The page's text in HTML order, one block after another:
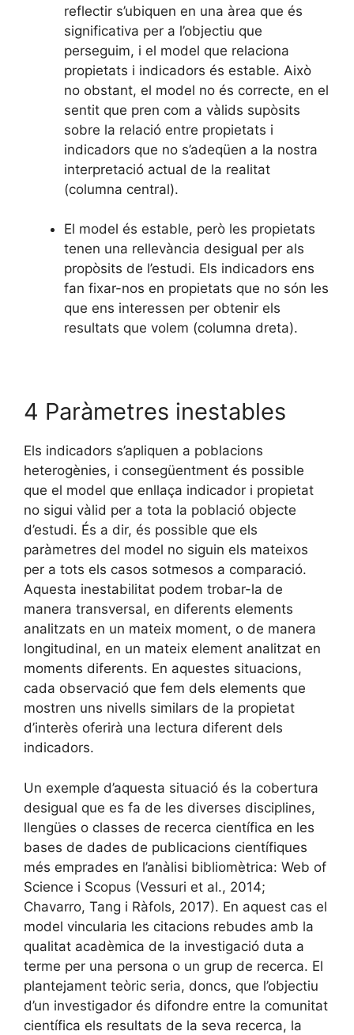
reflectir s’ubiquen en una àrea que és
significativa per a l’objectiu que
perseguim, i el model que relaciona
propietats i indicadors és estable. Això
no obstant, el model no és correcte, en el
sentit que pren com a vàlids supòsits
sobre la relació entre propietats i
indicadors que no s’adeqüen a la nostra
interpretació actual de la realitat
(columna central).
El model és estable, però les propietats
tenen una rellevància desigual per als
propòsits de l’estudi. Els indicadors ens
fan fixar-nos en propietats que no són les
que ens interessen per obtenir els
resultats que volem (columna dreta).
4 Paràmetres inestables
Els indicadors s’apliquen a poblacions
heterogènies, i consegüentment és possible
que el model que enllaça indicador i propietat
no sigui vàlid per a tota la població objecte
d’estudi. És a dir, és possible que els
paràmetres del model no siguin els mateixos
per a tots els casos sotmesos a comparació.
Aquesta inestabilitat podem trobar-la de
manera transversal, en diferents elements
analitzats en un mateix moment, o de manera
longitudinal, en un mateix element analitzat en
moments diferents. En aquestes situacions,
cada observació que fem dels elements que
mostren uns nivells similars de la propietat
d’interès oferirà una lectura diferent dels
indicadors.
Un exemple d’aquesta situació és la cobertura
desigual que es fa de les diverses disciplines,
llengües o classes de recerca científica en les
bases de dades de publicacions científiques
més emprades en l’anàlisi bibliomètrica: Web of
Science i Scopus (Vessuri et al., 2014;
Chavarro, Tang i Ràfols, 2017). En aquest cas el
model vincularia les citacions rebudes amb la
qualitat acadèmica de la investigació duta a
terme per una persona o un grup de recerca. El
plantejament teòric seria, doncs, que l’objectiu
d’un investigador és difondre entre la comunitat
científica els resultats de la seva recerca, la